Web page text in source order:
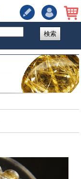
検索